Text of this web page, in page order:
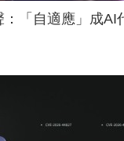
「自適應」成AI